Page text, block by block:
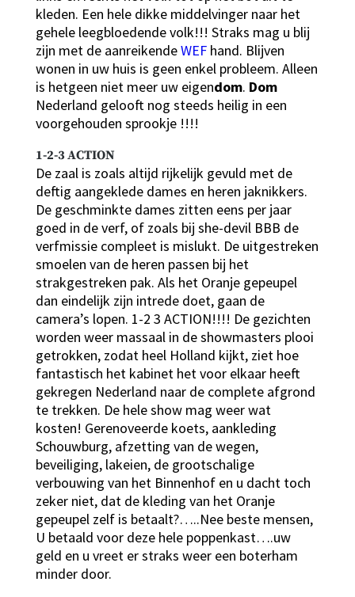
kleden. Een hele dikke middelvinger naar het
gehele leegbloedende volk!!! Straks mag u blij
zijn met de aanreikendeWEFhand. Blijven
wonen in uw huis is geen enkel probleem. Alleen
is hetgeen niet meer uw eigendom. Dom
Nederland gelooft nog steeds heilig in een
voorgehouden sprookje !!!!
1-2-3 ACTION
De zaal is zoals altijd rijkelijk gevuld met de
deftig aangeklede dames en heren jaknikkers.
De geschminkte dames zitten eens per jaar
goed in de verf, of zoals bij she-devil BBB de
verfmissie compleet is mislukt. De uitgestreken
smoelen van de heren passen bij het
strakgestreken pak. Als het Oranje gepeupel
dan eindelijk zijn intrede doet, gaan de
camera’s lopen. 1-2 3 ACTION!!!! De gezichten
worden weer massaal in de showmasters plooi
getrokken, zodat heel Holland kijkt, ziet hoe
fantastisch het kabinet het voor elkaar heeft
gekregen Nederland naar de complete afgrond
te trekken. De hele show mag weer wat
kosten! Gerenoveerde koets, aankleding
Schouwburg, afzetting van de wegen,
beveiliging, lakeien, de grootschalige
verbouwing van het Binnenhof en u dacht toch
zeker niet, dat de kleding van het Oranje
gepeupel zelf is betaalt?…..Nee beste mensen,
U betaald voor deze hele poppenkast….uw
geld en u vreet er straks weer een boterham
minder door.